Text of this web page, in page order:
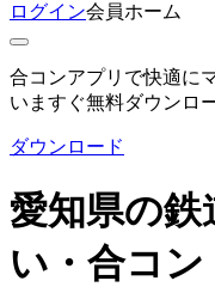
ログイン会員ホーム
合コンアプリで快適に
いますぐ無料ダウンロ
ダウンロード
愛知県の
い・合コン